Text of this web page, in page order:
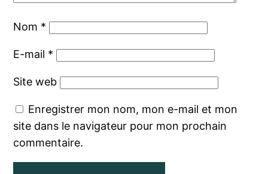
Nom *
E-mail *
Site web
Enregistrer mon nom, mon e-mail et mon
site dans le navigateur pour mon prochain
commentaire.